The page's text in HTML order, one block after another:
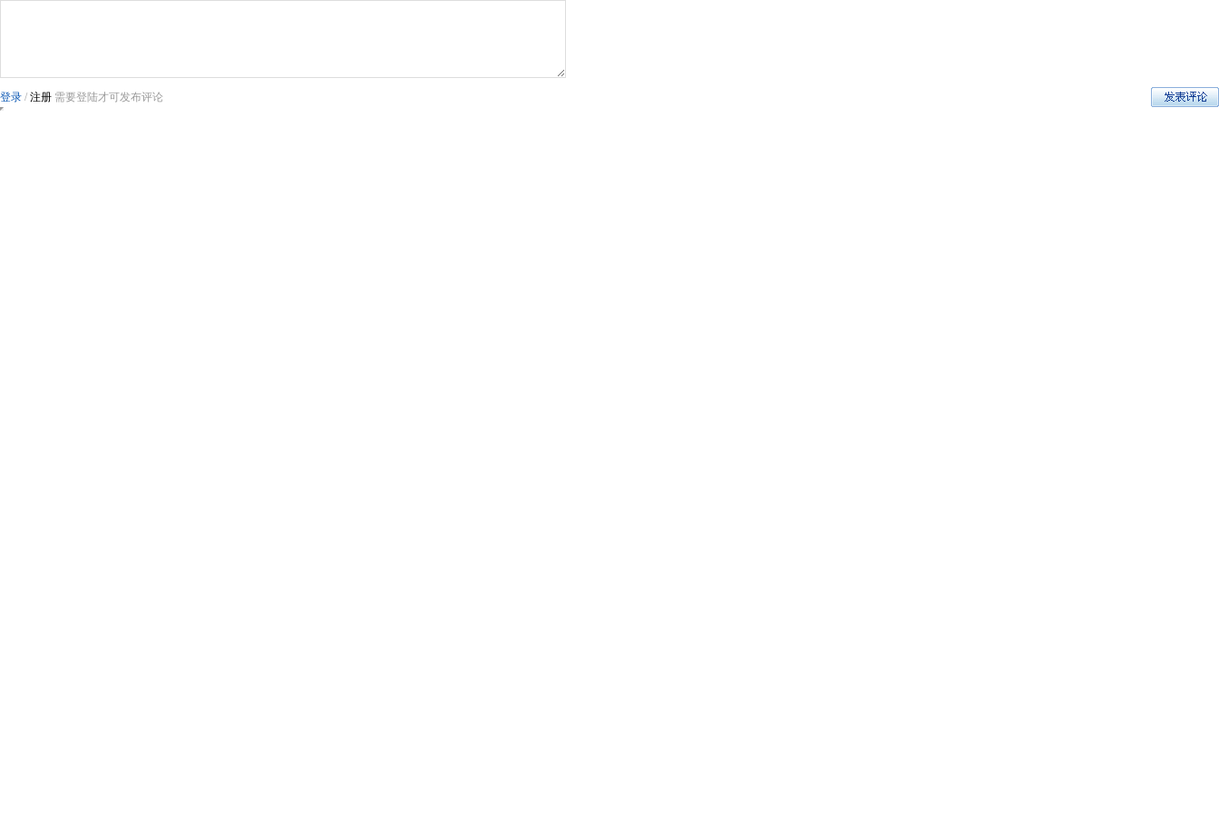
登录 / 注册 需要登陆才可发布评论